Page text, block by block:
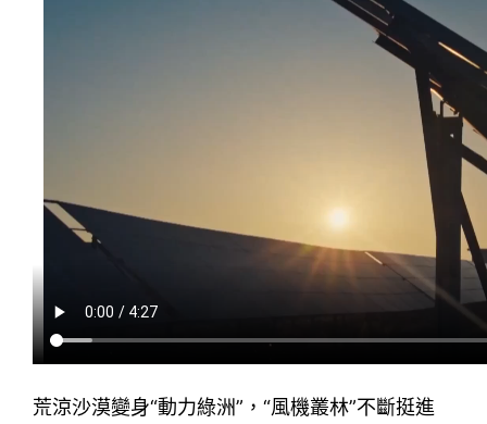
荒涼沙漠變身“動力綠洲”，“風機叢林”不斷挺進